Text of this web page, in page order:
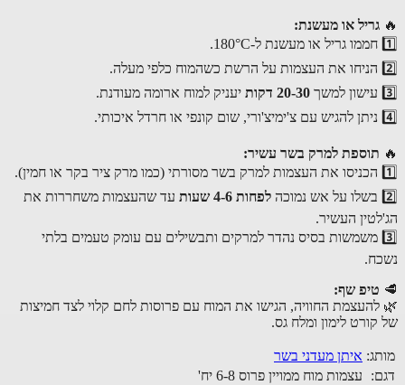
גריל או מעשנת:
20-30 דקות יעניק למוח ארומה מעודנת.
תוספת למרק בשר עשיר:
לפחות 4-6 שעות
עד שהעצמות משחררות את
העשיר.
3️⃣ משמשות בסיס נהדר למרקים ותבשילים עם עומק טעמים בלתי
טיפ שף:
החוויה, הגישו את המוח עם פרוסות לחם קלוי לצד חמיצות
לימון ומלח גס.
איתן מעדני בשר
עצמות מוח ממויין פרוס 6-8 יח'